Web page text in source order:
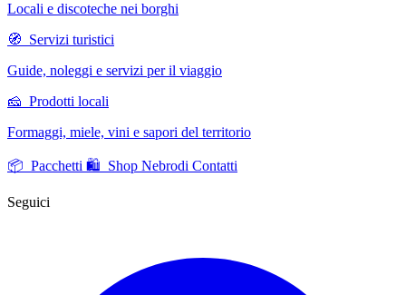
Locali e discoteche nei borghi
🧭 Servizi turistici
Guide, noleggi e servizi per il viaggio
🧀 Prodotti locali
Formaggi, miele, vini e sapori del territorio
📦 Pacchetti 🛍️ Shop Nebrodi Contatti
Seguici